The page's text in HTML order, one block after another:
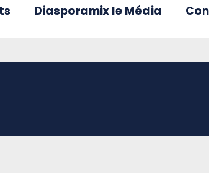
Diasporamix le Média